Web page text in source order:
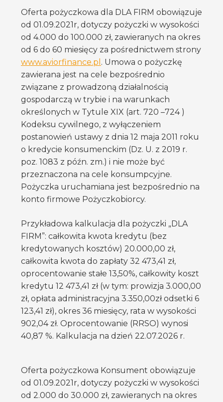
Oferta pożyczkowa dla DLA FIRM obowiązuje
od 01.09.2021r, dotyczy pożyczki w wysokości
od 4.000 do 100.000 zł, zawieranych na okres
od 6 do 60 miesięcy za pośrednictwem strony
www.aviorfinance.pl . Umowa o pożyczkę
zawierana jest na cele bezpośrednio
związane z prowadzoną działalnością
gospodarczą w trybie i na warunkach
określonych w Tytule XIX (art. 720 –724 )
Kodeksu cywilnego, z wyłączeniem
postanowień ustawy z dnia 12 maja 2011 roku
o kredycie konsumenckim (Dz. U. z 2019 r.
poz. 1083 z późn. zm.) i nie może być
przeznaczona na cele konsumpcyjne.
Pożyczka uruchamiana jest bezpośrednio na
konto firmowe Pożyczkobiorcy.
Przykładowa kalkulacja dla pożyczki „DLA
FIRM”: całkowita kwota kredytu (bez
kredytowanych kosztów) 20.000,00 zł,
całkowita kwota do zapłaty 32 473,41 zł,
oprocentowanie stałe 13,50%, całkowity koszt
kredytu 12 473,41 zł (w tym: prowizja 3.000,00
zł, opłata administracyjna 3.350,00zł odsetki 6
123,41 zł), okres 36 miesięcy, rata w wysokości
902,04 zł. Oprocentowanie (RRSO) wynosi
40,87 %. Kalkulacja na dzień 22.07.2026 r.
Oferta pożyczkowa Konsument obowiązuje
od 01.09.2021r, dotyczy pożyczki w wysokości
od 2.000 do 30.000 zł, zawieranych na okres